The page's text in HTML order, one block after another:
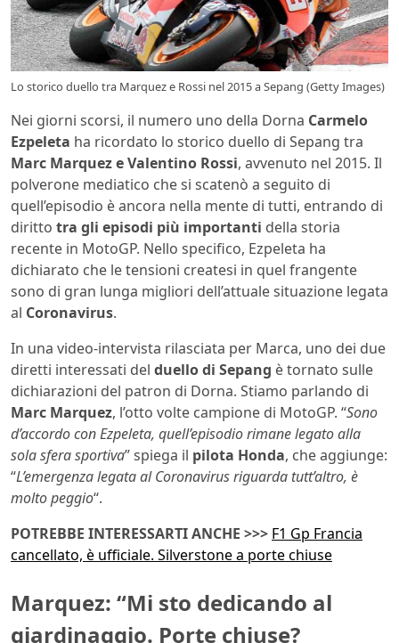
Lo storico duello tra Marquez e Rossi nel 2015 a Sepang (Getty Images)
Nei giorni scorsi, il numero uno della Dorna Carmelo
Ezpeleta ha ricordato lo storico duello di Sepang tra
Marc Marquez e Valentino Rossi, avvenuto nel 2015. Il
polverone mediatico che si scatenò a seguito di
quell’episodio è ancora nella mente di tutti, entrando di
diritto tra gli episodi più importanti della storia
recente in MotoGP. Nello specifico, Ezpeleta ha
dichiarato che le tensioni createsi in quel frangente
sono di gran lunga migliori dell’attuale situazione legata
al Coronavirus.
In una video-intervista rilasciata per Marca, uno dei due
diretti interessati del duello di Sepang è tornato sulle
dichiarazioni del patron di Dorna. Stiamo parlando di
Marc Marquez, l’otto volte campione di MotoGP. “Sono
d’accordo con Ezpeleta, quell’episodio rimane legato alla
sola sfera sportiva” spiega il pilota Honda, che aggiunge:
“L’emergenza legata al Coronavirus riguarda tutt’altro, è
molto peggio“.
POTREBBE INTERESSARTI ANCHE >>> F1 Gp Francia
cancellato, è ufficiale. Silverstone a porte chiuse
Marquez: “Mi sto dedicando al
giardinaggio. Porte chiuse?